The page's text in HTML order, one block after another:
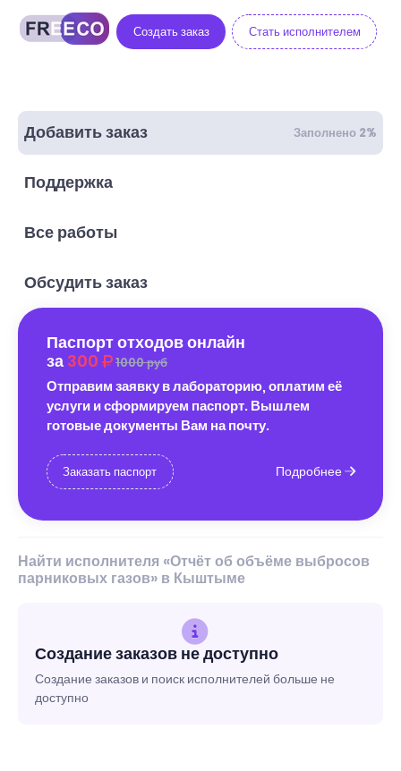
Создать заказ Стать исполнителем
Добавить заказ Заполнено 2%
Поддержка
Все работы
Обсудить заказ
Паспорт отходов онлайн
за 300 1000 руб
Отправим заявку в лабораторию, оплатим её
услуги и сформируем паспорт. Вышлем
готовые документы Вам на почту.
Заказать паспорт Подробнее
Найти исполнителя «Отчёт об объёме выбросов
парниковых газов» в Кыштыме
Создание заказов не доступно
Создание заказов и поиск исполнителей больше не
доступно